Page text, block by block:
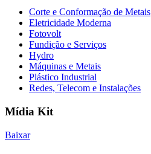
Corte e Conformação de Metais
Eletricidade Moderna
Fotovolt
Fundição e Serviços
Hydro
Máquinas e Metais
Plástico Industrial
Redes, Telecom e Instalações
Mídia Kit
Baixar